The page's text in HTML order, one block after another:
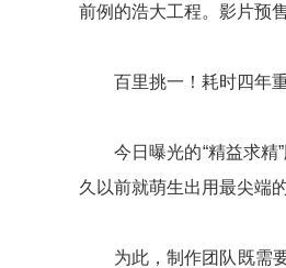
前例的浩大工程。影片预
百里挑一！耗时四年重
今日曝光的“精益求精”
久以前就萌生出用最尖端
为此，制作团队既需要